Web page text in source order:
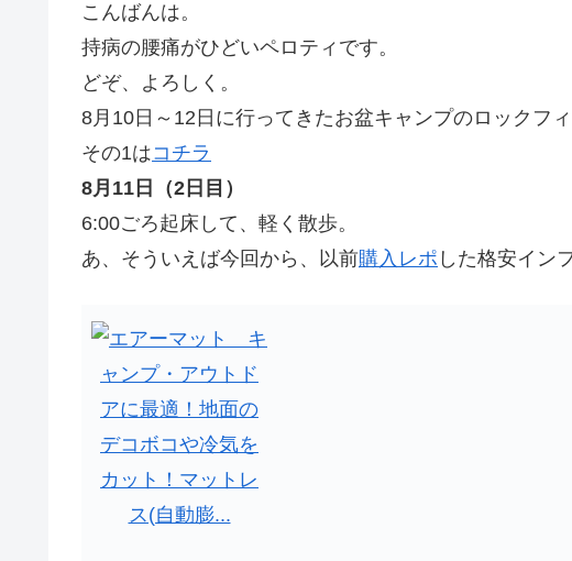
こんばんは。
持病の腰痛がひどいペロティです。
どぞ、よろしく。
8月10日～12日に行ってきたお盆キャンプのロックフ
その1はコチラ
8月11日（2日目）
6:00ごろ起床して、軽く散歩。
あ、そういえば今回から、以前購入レポ した格安イン